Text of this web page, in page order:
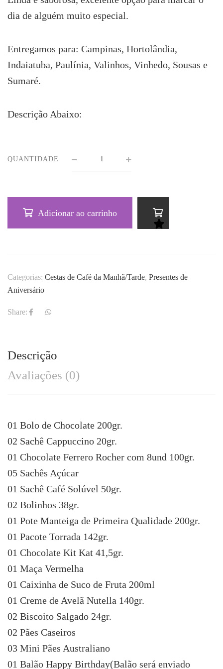
R$239.00.
dia de alguém muito especial.
Entregamos para: Campinas, Hortolândia,
Indaiatuba, Paulínia, Valinhos, Vinhedo, Sousas e
Sumaré.
Descrição Abaixo:
QUANTIDADE
Adicionar ao carrinho
Categorias: Cestas de Café da Manhã/Tarde, Presentes de
Aniversário
Share:
Descrição
Avaliações (0)
01 Bolo de Chocolate 200gr.
02 Sachê Cappuccino 20gr.
01 Chocolate Ferrero Rocher com 8und 100gr.
05 Sachês Açúcar
01 Sachê Café Solúvel 50gr.
02 Bolinhos 38gr.
01 Pote Manteiga de Primeira Qualidade 200gr.
01 Pacote Torrada 142gr.
01 Chocolate Kit Kat 41,5gr.
01 Maça Vermelha
01 Caixinha de Suco de Fruta 200ml
01 Creme de Avelã Nutella 140gr.
02 Biscoito Salgado 24gr.
02 Pães Caseiros
03 Mini Pães Australiano
01 Balão Happy Birthday(Balão será enviado